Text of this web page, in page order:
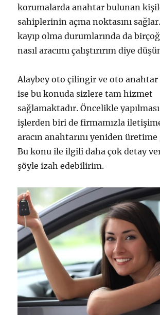
korumalarda anahtar bulunan
sahiplerinin açma noktasını
kayıp olma durumlarında da
nasıl aracımı çalıştırırım diye
Alaybey oto çilingir ve oto
ise bu konuda sizlere tam hizmet
sağlamaktadır. Öncelikle
işlerden biri de firmamızla
aracın anahtarını yeniden
Bu konu ile ilgili daha çok detay
şöyle izah edebilirim.